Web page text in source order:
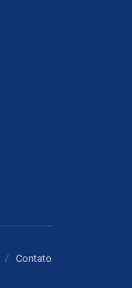
Contato